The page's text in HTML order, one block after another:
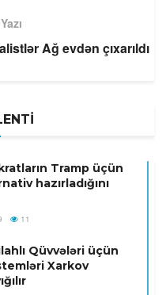
Ağ evdən çıxarıldı
Tramp üçün
hazırladığını
11
Qüvvələri üçün
Xarkov